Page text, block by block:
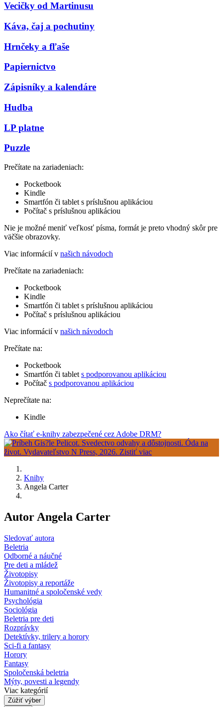
Vecičky od Martinusu
Káva, čaj a pochutiny
Hrnčeky a fľaše
Papiernictvo
Zápisníky a kalendáre
Hudba
LP platne
Puzzle
Prečítate na zariadeniach:
Pocketbook
Kindle
Smartfón či tablet s príslušnou aplikáciou
Počítač s príslušnou aplikáciou
Nie je možné meniť veľkosť písma, formát je preto vhodný skôr pre
väčšie obrazovky.
Viac informácií v našich návodoch
Prečítate na zariadeniach:
Pocketbook
Kindle
Smartfón či tablet s príslušnou aplikáciou
Počítač s príslušnou aplikáciou
Viac informácií v našich návodoch
Prečítate na:
Pocketbook
Smartfón či tablet s podporovanou aplikáciou
Počítač s podporovanou aplikáciou
Neprečítate na:
Kindle
Ako čítať e-knihy zabezpečené cez Adobe DRM?
Knihy
Angela Carter
Autor Angela Carter
Sledovať autora
Beletria
Odborné a náučné
Pre deti a mládež
Životopisy
Životopisy a reportáže
Humanitné a spoločenské vedy
Psychológia
Sociológia
Beletria pre deti
Rozprávky
Detektívky, trilery a horory
Sci-fi a fantasy
Horory
Fantasy
Spoločenská beletria
Mýty, povesti a legendy
Viac kategórií
Zúžiť výber